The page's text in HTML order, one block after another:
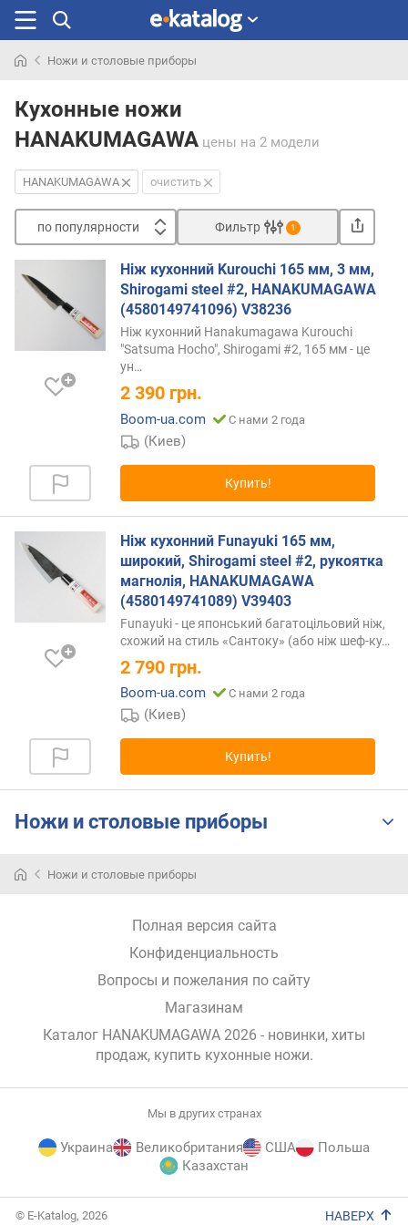
раньше
Ножи и столовые приборы
Кухонные ножи
HANAKUMAGAWA цены на 2 модели
HANAKUMAGAWA очистить
по популярности
п
о
у
л
и
о
т
е
е
к
о
о
м
г
и
к
ш
е
ы
м
Фильтр 1
Ніж кухонний Kurouchi 165 мм, 3 мм,
Shirogami steel #2, HANAKUMAGAWA
(4580149741096) V38236
Ніж кухонний Hanakumagawa Kurouchi
"Satsuma Hocho", Shirogami #2, 165 мм - це
ун…
2 390 грн.
Boom-ua.com С нами 2 года
(Киев)
Купить!
Ніж кухонний Funayuki 165 мм,
широкий, Shirogami steel #2, рукоятка
магнолія, HANAKUMAGAWA
(4580149741089) V39403
Funayuki - це японський багатоцільовий ніж,
схожий на стиль «Сантоку» (або ніж шеф-ку…
2 790 грн.
Boom-ua.com С нами 2 года
(Киев)
Купить!
Ножи и столовые приборы
Ножи и столовые приборы
Полная версия сайта
Конфиденциальность
Вопросы и пожелания по сайту
Магазинам
Каталог HANAKUMAGAWA 2026 - новинки, хиты
продаж, купить кухонные ножи.
Мы в других странах
Украина Великобритания США
Польша
Казахстан
© E-Katalog, 2026 НАВЕРХ